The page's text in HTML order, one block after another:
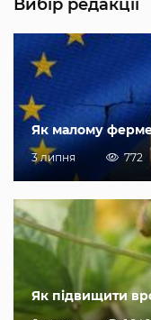
Вибір редакції
Як малому
3 липня 772
Як підвищити